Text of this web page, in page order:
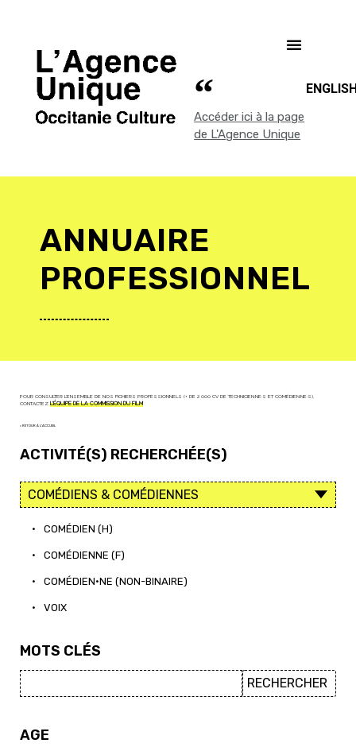
Accéder ici à la page
de L'Agence Unique
ANNUAIRE
PROFESSIONNEL
POUR CONSULTER L'ENSEMBLE DE NOS FICHIERS PROFESSIONNELS (+ DE 2 000 CV DE TECHNICIEN·NE·S ET COMÉDIEN·NE·S),
CONTACTEZ L'ÉQUIPE DE LA COMMISSION DU FILM
< RETOUR À L'ACCUEIL
ACTIVITÉ(S) RECHERCHÉE(S)
• COMÉDIEN (H)
• COMÉDIENNE (F)
• COMÉDIEN·NE (NON-BINAIRE)
• VOIX
MOTS CLÉS
AGE